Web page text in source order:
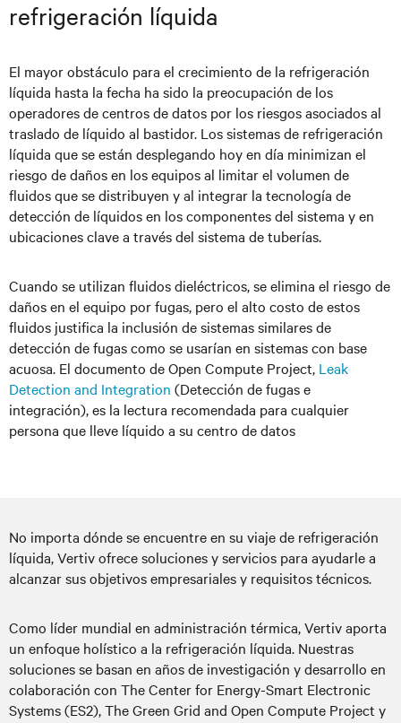
refrigeración líquida
El mayor obstáculo para el crecimiento de la refrigeración
líquida hasta la fecha ha sido la preocupación de los
operadores de centros de datos por los riesgos asociados al
traslado de líquido al bastidor. Los sistemas de refrigeración
líquida que se están desplegando hoy en día minimizan el
riesgo de daños en los equipos al limitar el volumen de
fluidos que se distribuyen y al integrar la tecnología de
detección de líquidos en los componentes del sistema y en
ubicaciones clave a través del sistema de tuberías.
Cuando se utilizan fluidos dieléctricos, se elimina el riesgo de
daños en el equipo por fugas, pero el alto costo de estos
fluidos justifica la inclusión de sistemas similares de
detección de fugas como se usarían en sistemas con base
acuosa. El documento de Open Compute Project, Leak
Detection and Integration (Detección de fugas e
integración), es la lectura recomendada para cualquier
persona que lleve líquido a su centro de datos
No importa dónde se encuentre en su viaje de refrigeración
líquida, Vertiv ofrece soluciones y servicios para ayudarle a
alcanzar sus objetivos empresariales y requisitos técnicos.
Como líder mundial en administración térmica, Vertiv aporta
un enfoque holístico a la refrigeración líquida. Nuestras
soluciones se basan en años de investigación y desarrollo en
colaboración con The Center for Energy-Smart Electronic
Systems (ES2), The Green Grid and Open Compute Project y